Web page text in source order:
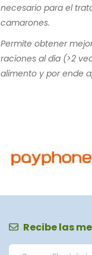
necesario para el
camarones.
Permite obtener
raciones al día (>2
alimento y por ende
Recibe las